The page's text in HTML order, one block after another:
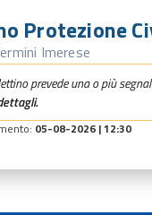
Protezione
Imerese
prevede una o più
05-08-2026 | 12:30